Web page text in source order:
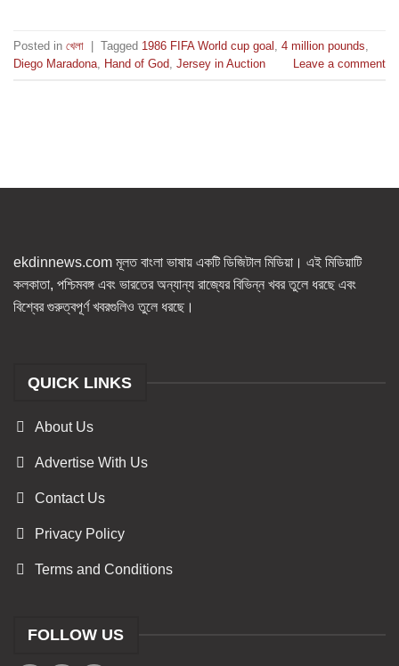
Posted in খেলা | Tagged 1986 FIFA World cup goal 4 million pounds
Diego Maradona Hand of God Jersey in Auction Leave a comment
ekdinnews.com মূলত বাংলা ভাষায় একটি ডিজিটাল মিডিয়া। এই মিডিয়াটি
কলকাতা, পশ্চিমবঙ্গ এবং ভারতের অন্যান্য রাজ্যের বিভিন্ন খবর তুলে ধরছে এবং
বিশ্বের গুরুত্বপূর্ণ খবরগুলিও তুলে ধরছে।
QUICK LINKS
About Us
Advertise With Us
Contact Us
Privacy Policy
Terms and Conditions
FOLLOW US